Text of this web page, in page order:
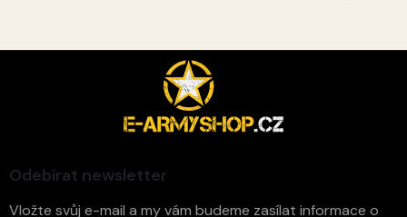
Odebírat newsletter
Vložte svůj e-mail a my vám budeme zasílat informace o